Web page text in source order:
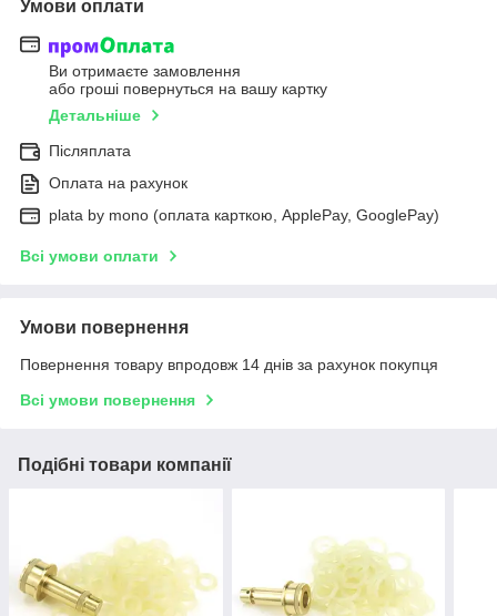
Умови оплати
Ви отримаєте замовлення
або гроші повернуться на вашу картку
Детальніше
Післяплата
Оплата на рахунок
plata by mono (оплата карткою, ApplePay, GooglePay)
Всі умови оплати
Умови повернення
Повернення товару впродовж 14 днів за рахунок покупця
Всі умови повернення
Подібні товари компанії